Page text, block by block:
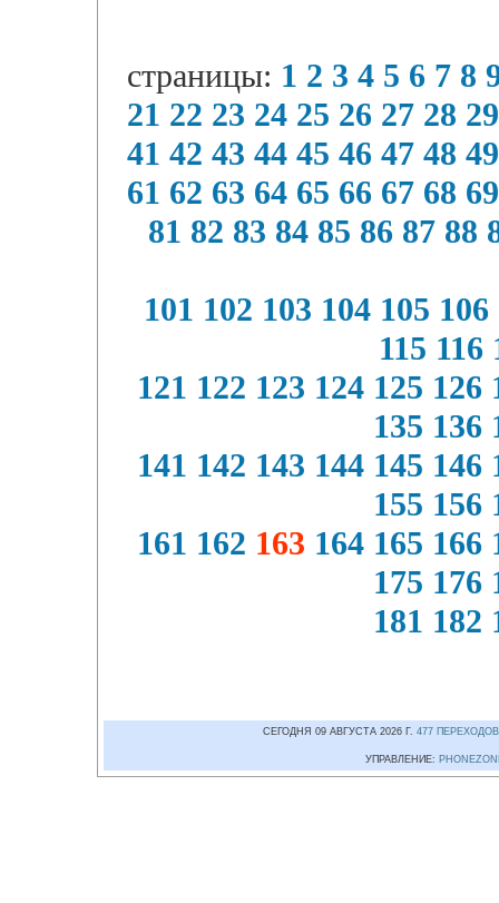
страницы: 1 2 3 4 5 6 7 8
21 22 23 24 25 26 27 28 29
41 42 43 44 45 46 47 48 49
61 62 63 64 65 66 67 68 69
81 82 83 84 85 86 87 88
101 102 103 104 105 106
115 116
121 122 123 124 125 126
135 136
141 142 143 144 145 146
155 156
161 162 163 164 165 166
175 176
181 182
СЕГОДНЯ 09 АВГУСТА 2026 Г. 477 ПЕРЕХОДОВ
УПРАВЛЕНИЕ: